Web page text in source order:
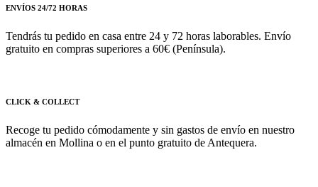
ENVÍOS 24/72 HORAS
Tendrás tu pedido en casa entre 24 y 72 horas laborables. Envío
gratuito en compras superiores a 60€ (Península).
CLICK & COLLECT
Recoge tu pedido cómodamente y sin gastos de envío en nuestro
almacén en Mollina o en el punto gratuito de Antequera.